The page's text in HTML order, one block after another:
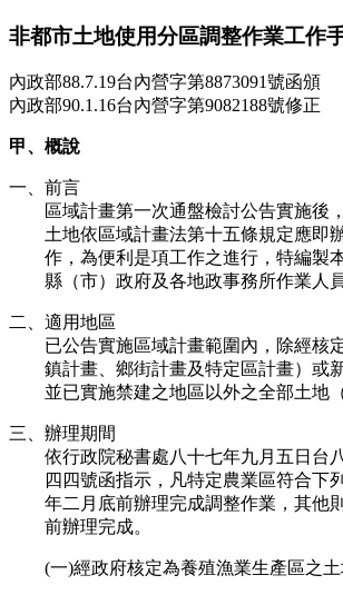
非都市土地使用分區調整作業工作
內政部88.7.19台內營字第8873091號函頒
內政部90.1.16台內營字第9082188號修正
甲、概說
一、前言
區域計畫第一次通盤檢討公告實施後
土地依區域計畫法第十五條規定應即
作，為便利是項工作之進行，特編製
縣（市）政府及各地政事務所作業人
二、適用地區
已公告實施區域計畫範圍內，除經核
鎮計畫、鄉街計畫及特定區計畫）或
並已實施禁建之地區以外之全部土地
三、辦理期間
依行政院秘書處八十七年九月五日台
四四號函指示，凡特定農業區符合下
年二月底前辦理完成調整作業，其他
前辦理完成。
(一)經政府核定為養殖漁業生產區之土